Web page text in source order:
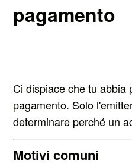
pagamento
Ci dispiace che tu abbia
pagamento. Solo
determinare perché un
Motivi comuni